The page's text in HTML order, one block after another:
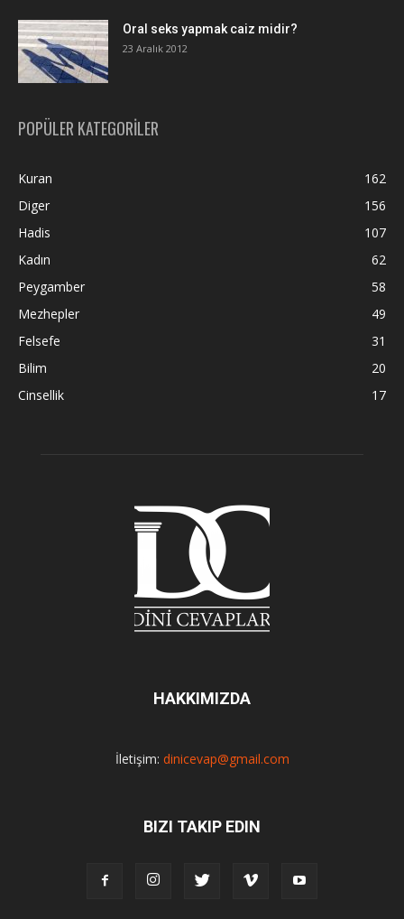
Oral seks yapmak caiz midir?
23 Aralık 2012
POPÜLER KATEGORİLER
Kuran
162
Diger
156
Hadis
107
Kadın
62
Peygamber
58
Mezhepler
49
Felsefe
31
Bilim
20
Cinsellik
17
HAKKIMIZDA
İletişim: dinicevap@gmail.com
BIZI TAKIP EDIN